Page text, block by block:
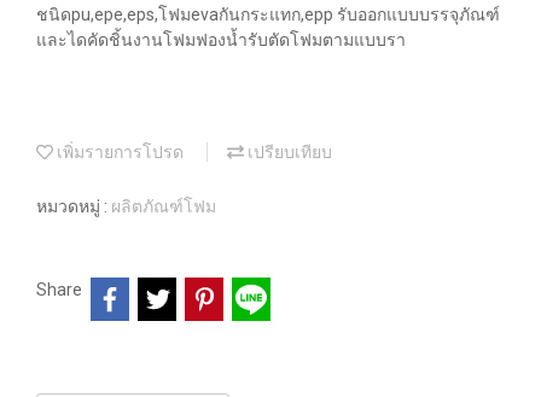
ชนิดpu,epe,eps,โฟมevaกันกระแทก,epp รับออกแบบบรรจุภัณฑ์
และไดคัดชิ้นงานโฟมฟองน้ำรับตัดโฟมตามแบบรา
เพิ่มรายการโปรด เปรียบเทียบ
หมวดหมู่ : ผลิตภัณฑ์โฟม
Share